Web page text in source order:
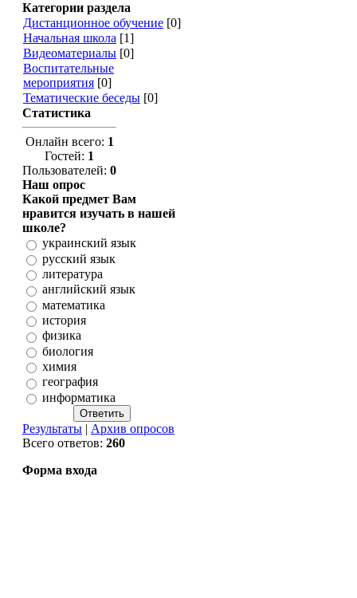
Категории раздела
Дистанционное обучение [0]
Начальная школа [1]
Видеоматериалы [0]
Воспитательные
мероприятия [0]
Тематические беседы [0]
Статистика
Онлайн всего: 1
Гостей: 1
Пользователей: 0
Наш опрос
Какой предмет Вам
нравится изучать в нашей
школе?
украинский язык
русский язык
литература
английский язык
математика
история
физика
биология
химия
география
информатика
Результаты | Архив опросов
Всего ответов: 260
Форма входа